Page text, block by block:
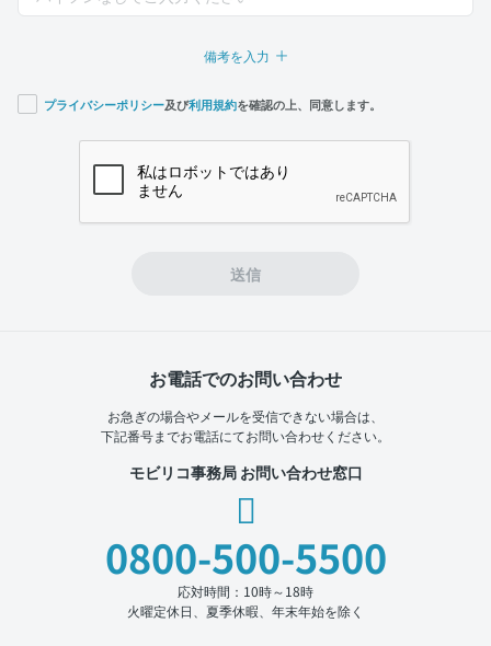
備考を入力
プライバシーポリシー及び利用規約を確認の上、同意します。
送信
お電話でのお問い合わせ
お急ぎの場合やメールを受信できない場合は、
下記番号までお電話にてお問い合わせください。
モビリコ事務局 お問い合わせ窓口
0800-500-5500
応対時間：10時～18時
火曜定休日、夏季休暇、年末年始を除く